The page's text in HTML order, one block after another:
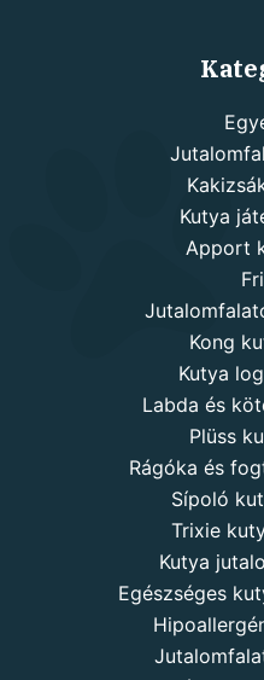
Kutya
Apport
Kong
Kutya
Labda és
Plüss
Rágóka és
Sípoló
Trixie
Kutya
Egészséges